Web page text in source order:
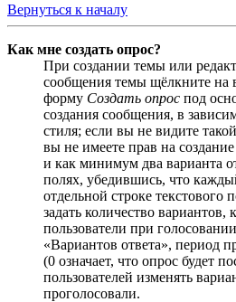
Вернуться к началу
Как мне создать опрос?
При создании темы или
сообщения темы щёлкните на
форму Создать опрос под
создания сообщения, в
стиля; если вы не видите
вы не имеете прав на
и как минимум два варианта
полях, убедившись, что
отдельной строке
задать количество вариантов,
пользователи при
«Вариантов ответа», период
(0 означает, что опрос будет
пользователей изменять
проголосовали.